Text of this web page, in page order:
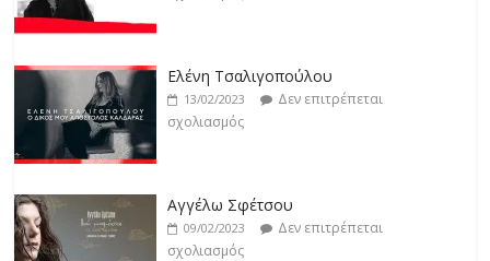
19/02/2023
Δεν επιτρέπεται
σχολιασμός
18/02/2023
Δεν επιτρέπεται
σχολιασμός
Ελένη Τσαλιγοπούλου
13/02/2023
Δεν επιτρέπεται
σχολιασμός
Αγγέλω Σφέτσου
09/02/2023
Δεν επιτρέπεται
σχολιασμός